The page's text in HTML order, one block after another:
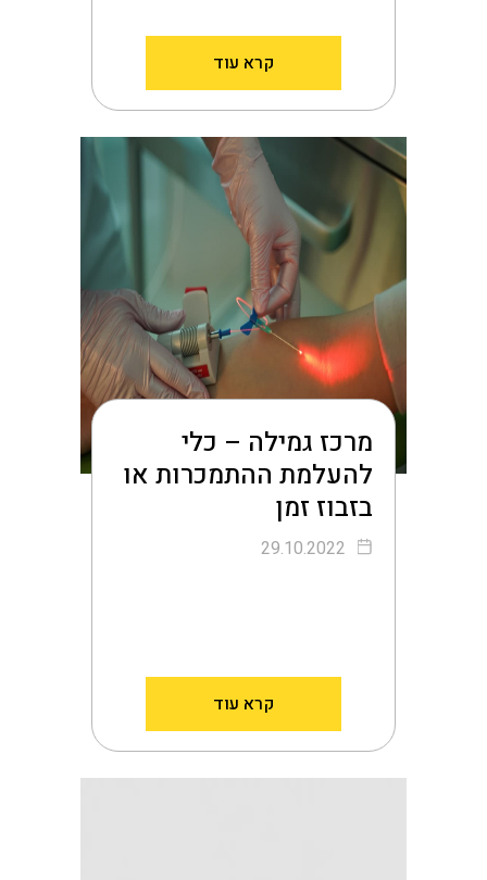
קרא עוד
מרכז גמילה – כלי
להעלמת ההתמכרות או
בזבוז זמן
29.10.2022
קרא עוד